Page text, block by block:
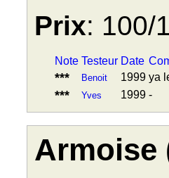
Prix: 100/
Note Testeur Date
*** Benoit 1999 ya
*** Yves 1999 -
Armoise